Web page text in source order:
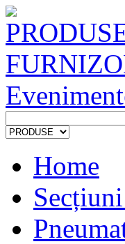
Home